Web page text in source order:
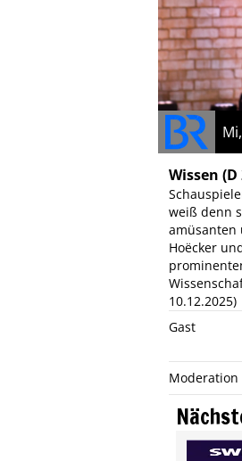
Wissen (D
weiß denn
amüsanten
Hoëcker
10.12.2025)
Gast
Moderation